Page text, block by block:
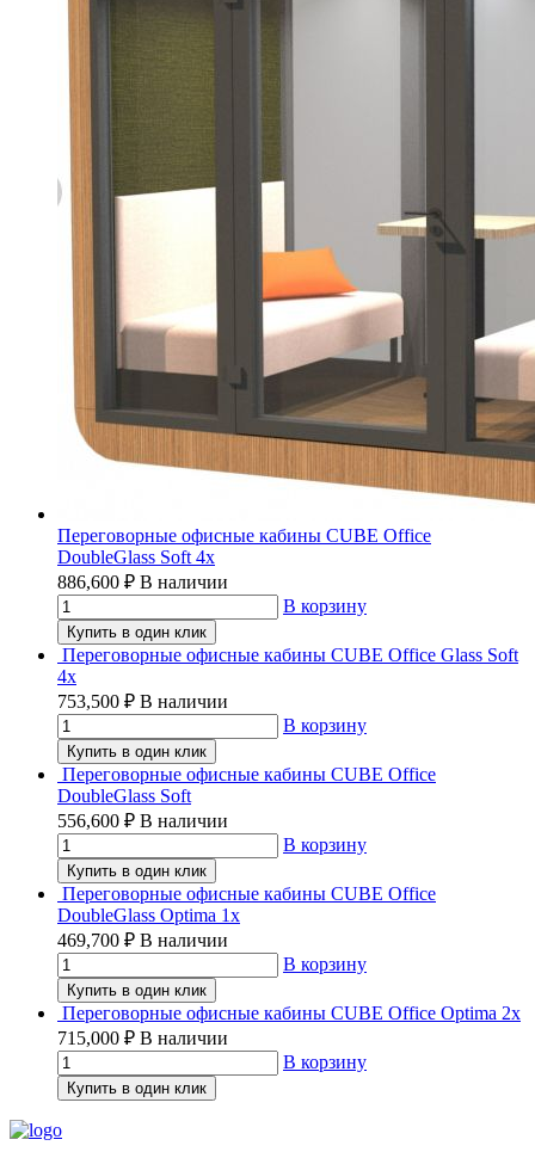
Переговорные офисные кабины CUBE Office
DoubleGlass Soft 4x
886,600 ₽ В наличии
В корзину
Купить в один клик
Переговорные офисные кабины CUBE Office Glass Soft
4x
753,500 ₽ В наличии
В корзину
Купить в один клик
Переговорные офисные кабины CUBE Office
DoubleGlass Soft
556,600 ₽ В наличии
В корзину
Купить в один клик
Переговорные офисные кабины CUBE Office
DoubleGlass Optima 1x
469,700 ₽ В наличии
В корзину
Купить в один клик
Переговорные офисные кабины CUBE Office Optima 2x
715,000 ₽ В наличии
В корзину
Купить в один клик